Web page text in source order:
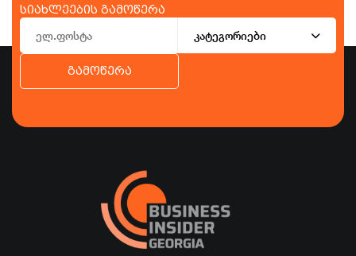
სიახლეების გამოწერა
კატეგორიები
გამოწერა